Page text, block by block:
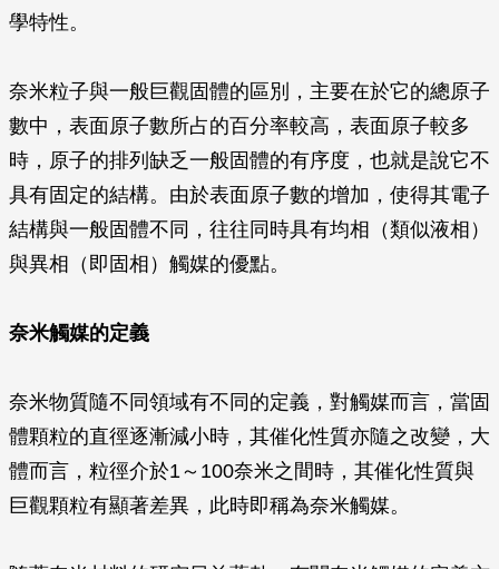
學特性。
奈米粒子與一般巨觀固體的區別，主要在於它的總原子
數中，表面原子數所占的百分率較高，表面原子較多
時，原子的排列缺乏一般固體的有序度，也就是說它不
具有固定的結構。由於表面原子數的增加，使得其電子
結構與一般固體不同，往往同時具有均相（類似液相）
與異相（即固相）觸媒的優點。
奈米觸媒的定義
奈米物質隨不同領域有不同的定義，對觸媒而言，當固
體顆粒的直徑逐漸減小時，其催化性質亦隨之改變，大
體而言，粒徑介於1～100奈米之間時，其催化性質與
巨觀顆粒有顯著差異，此時即稱為奈米觸媒。